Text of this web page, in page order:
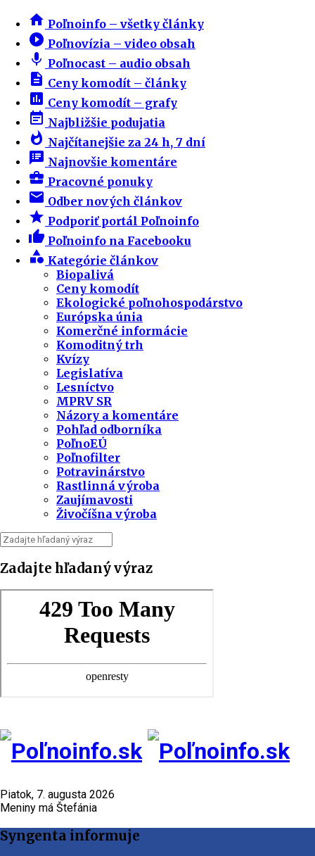
home Poľnoinfo – všetky články
play_circle_filled Poľnovízia – video obsah
mic Poľnocast – audio obsah
description Ceny komodít – články
insert_chart Ceny komodít – grafy
event_note Najbližšie podujatia
whatshot Najčítanejšie za 24 h, 7 dní
speaker_notes Najnovšie komentáre
business_center Pracovné ponuky
email Odber nových článkov
star Podporiť portál Poľnoinfo
thumb_up Poľnoinfo na Facebooku
category Kategórie článkov
Biopalivá
Ceny komodít
Ekologické poľnohospodárstvo
Európska únia
Komerčné informácie
Komoditný trh
Kvízy
Legislatíva
Lesníctvo
MPRV SR
Názory a komentáre
Pohľad odborníka
PoľnoEÚ
Poľnofilter
Potravinárstvo
Rastlinná výroba
Zaujímavosti
Živočíšna výroba
Zadajte hľadaný výraz
Piatok, 7. augusta 2026
Meniny má Štefánia
Syngenta informuje